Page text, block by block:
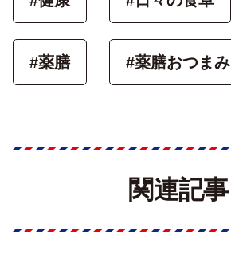
#薬膳 #薬膳おつまみ
関連記事